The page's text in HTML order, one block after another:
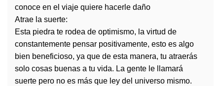
conoce en el viaje quiere hacerle daño
Atrae la suerte:
Esta piedra te rodea de optimismo, la virtud de
constantemente pensar positivamente, esto es algo
bien beneficioso, ya que de esta manera, tu atraerás
solo cosas buenas a tu vida. La gente le llamará
suerte pero no es más que ley del universo mismo.